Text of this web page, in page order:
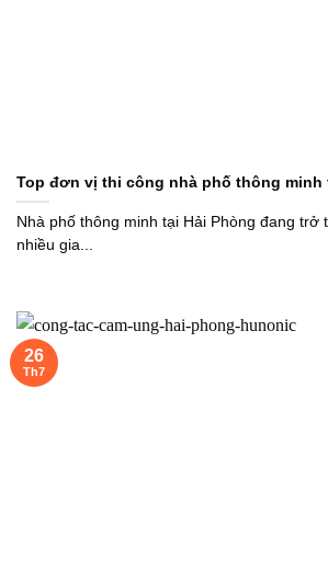
Top đơn vị thi công nhà phố thông minh
Nhà phố thông minh tại Hải Phòng đang
nhiều gia...
26
Th7